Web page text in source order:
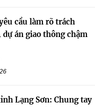
cầu làm rõ trách
án giao thông chậm
Lạng Sơn: Chung tay